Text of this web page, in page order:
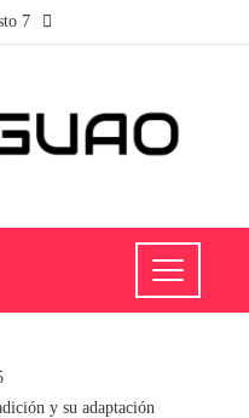
7
y su adaptación